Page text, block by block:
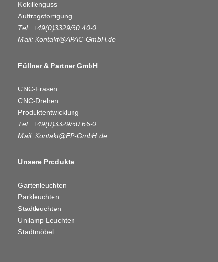
Kokillenguss
Auftragsfertigung
Tel.: +49(0)3329/60 40-0
Mail:Kontakt@APAC-GmbH.de
Füllner & Partner GmbH
CNC-Fräsen
CNC-Drehen
Produktentwicklung
Tel.: +49(0)3329/60 66-0
Mail:Kontakt@FP-GmbH.de
Unsere Produkte
Gartenleuchten
Parkleuchten
Stadtleuchten
Unilamp Leuchten
Stadtmöbel